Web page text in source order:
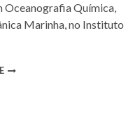
Oceanografia Química,
Marinha, no Instituto